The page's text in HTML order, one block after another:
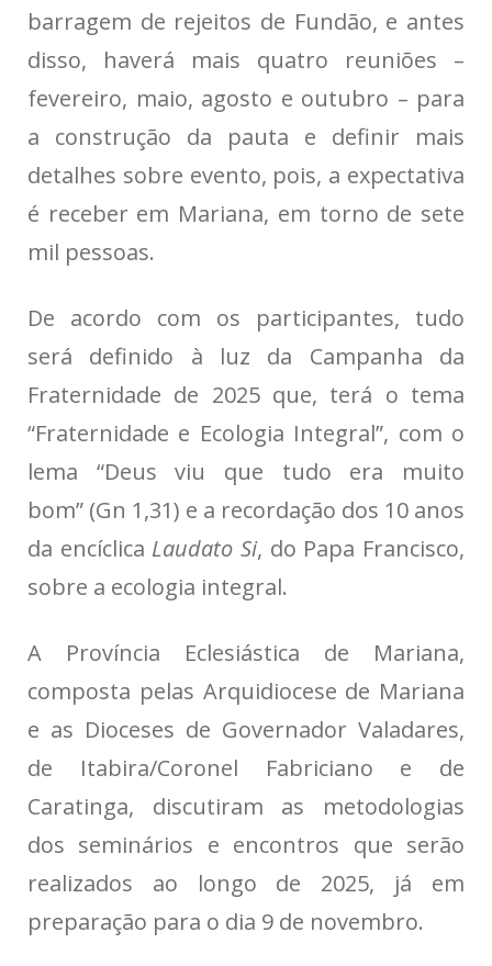
barragem de rejeitos de Fundão, e antes
disso, haverá mais quatro reuniões –
fevereiro, maio, agosto e outubro – para
a construção da pauta e definir mais
detalhes sobre evento, pois, a expectativa
é receber em Mariana, em torno de sete
mil pessoas.
De acordo com os participantes, tudo
será definido à luz da Campanha da
Fraternidade de 2025 que, terá o tema
“Fraternidade e Ecologia Integral”, com o
lema “Deus viu que tudo era muito
bom” (Gn 1,31) e a recordação dos 10 anos
da encíclica Laudato Si, do Papa Francisco,
sobre a ecologia integral.
A Província Eclesiástica de Mariana,
composta pelas Arquidiocese de Mariana
e as Dioceses de Governador Valadares,
de Itabira/Coronel Fabriciano e de
Caratinga, discutiram as metodologias
dos seminários e encontros que serão
realizados ao longo de 2025, já em
preparação para o dia 9 de novembro.